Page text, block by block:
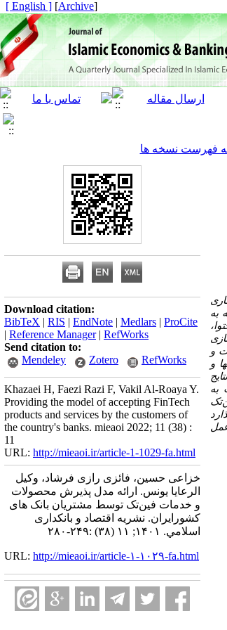
[
Archive
]
[ English ]
فهرست نسخه ها
به
و
و
نتایج
به
Download citation:
BibTeX | RIS | EndNote | Medlars | ProCite
| Reference Manager| RefWorks
Send citation to:
Mendeley
Zotero RefWorks
Khazaei H, Faezi Razi F, Vakil Al-Roaya Y.
Providing the model of accepting FinTech
products and services by the customers of
the country's banks. mieaoi 2022; 11 (38) :
11
URL: http://mieaoi.ir/article-1-1029-fa.html
خزاعی حسین، فائزی رازی فرشاد، وکیل
الرعایا یونس. ارائه مدل پذیرش محصولات
و خدمات فین‌تک توسط مشتریان بانک های
کشورایران. نشریه اقتصاد و بانکداری
اسلامي. ۱۴۰۱; ۱۱ (۳۸) :۲۴۹-۲۸۰
URL: http://mieaoi.ir/article-۱-۱۰۲۹-fa.html